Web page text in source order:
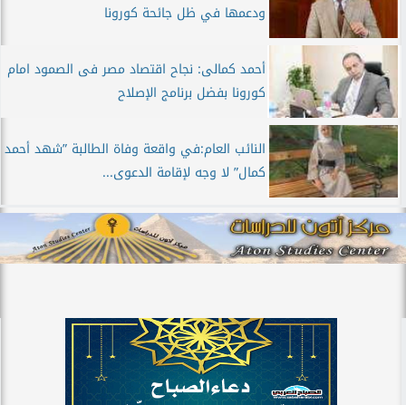
ودعمها في ظل جائحة كورونا
أحمد كمالى: نجاح اقتصاد مصر فى الصمود امام
كورونا بفضل برنامج الإصلاح
النائب العام:في واقعة وفاة الطالبة ”شهد أحمد
كمال” لا وجه لإقامة الدعوى...